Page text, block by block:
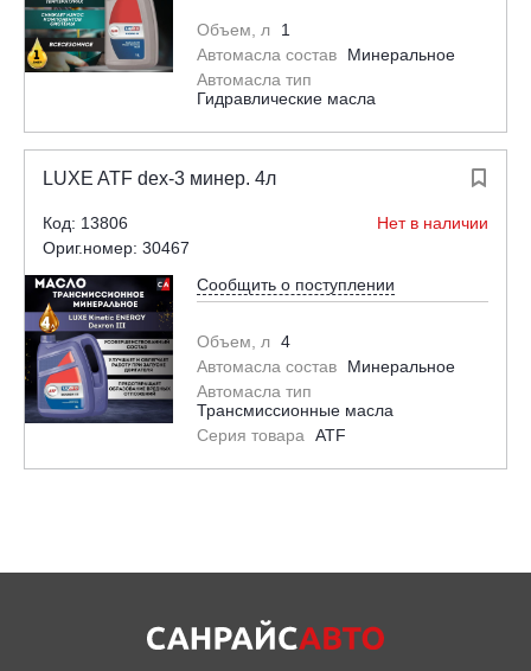
Объем, л
1
Автомасла состав
Минеральное
Автомасла тип
Гидравлические масла

LUXE ATF dex-3 минер. 4л
Код: 13806
Нет в наличии
Ориг.номер: 30467
Сообщить о поступлении
Объем, л 4
Автомасла состав
Минеральное
Автомасла тип
Трансмиссионные масла
Серия товара
ATF